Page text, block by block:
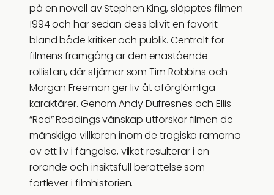
på en novell av Stephen King, släpptes filmen
1994 och har sedan dess blivit en favorit
bland både kritiker och publik. Centralt för
filmens framgång är den enastående
rollistan, där stjärnor som Tim Robbins och
Morgan Freeman ger liv åt oförglömliga
karaktärer. Genom Andy Dufresnes och Ellis
”Red” Reddings vänskap utforskar filmen de
mänskliga villkoren inom de tragiska ramarna
av ett liv i fängelse, vilket resulterar i en
rörande och insiktsfull berättelse som
fortlever i filmhistorien.